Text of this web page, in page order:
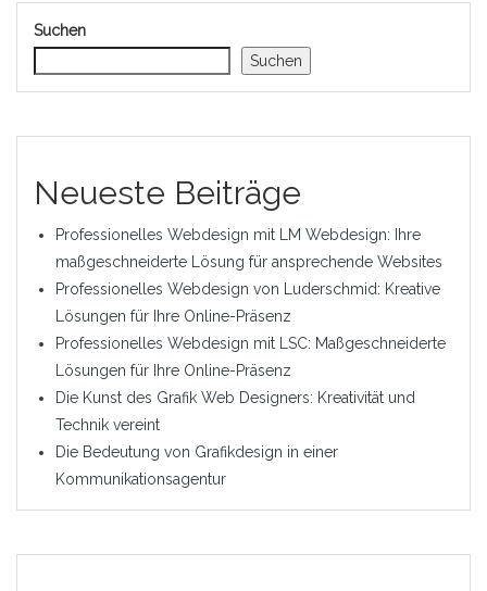
Suchen
Suchen
Neueste Beiträge
Professionelles Webdesign mit LM Webdesign: Ihre
maßgeschneiderte Lösung für ansprechende Websites
Professionelles Webdesign von Luderschmid: Kreative
Lösungen für Ihre Online-Präsenz
Professionelles Webdesign mit LSC: Maßgeschneiderte
Lösungen für Ihre Online-Präsenz
Die Kunst des Grafik Web Designers: Kreativität und
Technik vereint
Die Bedeutung von Grafikdesign in einer
Kommunikationsagentur